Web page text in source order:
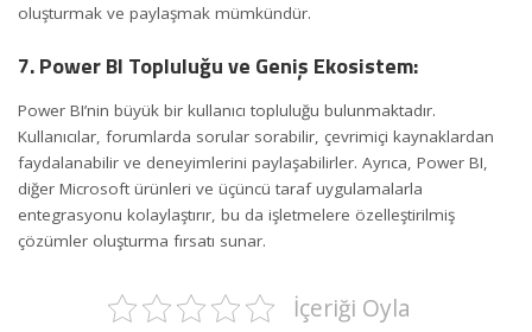
oluşturmak ve paylaşmak mümkündür.
7. Power BI Topluluğu ve Geniş Ekosistem:
Power BI’nin büyük bir kullanıcı topluluğu bulunmaktadır.
Kullanıcılar, forumlarda sorular sorabilir, çevrimiçi kaynaklardan
faydalanabilir ve deneyimlerini paylaşabilirler. Ayrıca, Power BI,
diğer Microsoft ürünleri ve üçüncü taraf uygulamalarla
entegrasyonu kolaylaştırır, bu da işletmelere özelleştirilmiş
çözümler oluşturma fırsatı sunar.
İçeriği Oyla